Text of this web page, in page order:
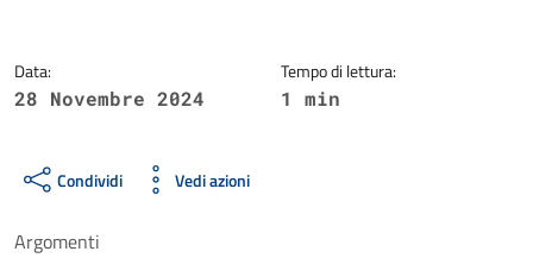
Data:
28 Novembre 2024
Tempo di lettura:
1 min
Condividi Vedi azioni
Argomenti